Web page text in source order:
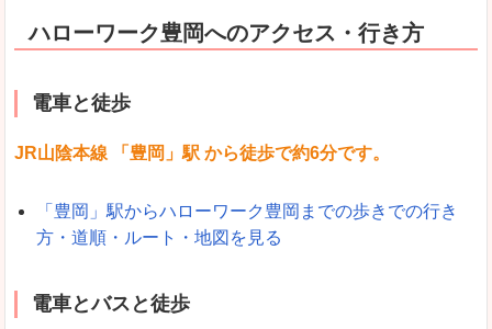
ハローワーク豊岡へのアクセス・行き方
電車と徒歩
JR山陰本線 「豊岡」駅 から徒歩で約6分です。
「豊岡」駅からハローワーク豊岡までの歩きでの行き
方・道順・ルート・地図を見る
電車とバスと徒歩